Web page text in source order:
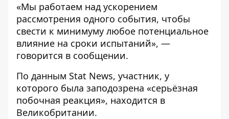
«Мы работаем над ускорением
рассмотрения одного события, чтобы
свести к минимуму любое потенциальное
влияние на сроки испытаний», —
говорится в сообщении.
По данным Stat News, участник, у
которого была заподозрена «серьёзная
побочная реакция», находится в
Великобритании.